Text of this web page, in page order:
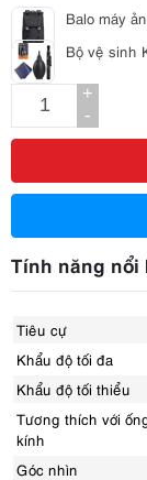
Balo máy
Bộ vệ sinh
+
-
Tính năng nổi
Tiêu cự
Khẩu độ tối đa
Khẩu độ tối thiểu
Tương thích với
kính
Góc nhìn